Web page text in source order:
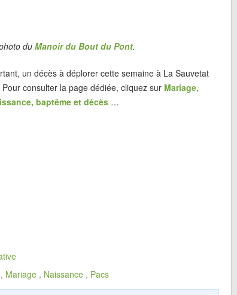
duManoir du Bout du Pont.
un décès à déplorer cette semaine à La Sauvetat
consulter la page dédiée, cliquez sur Mariage,
baptême et décès …
, Mariage , Naissance , Pacs